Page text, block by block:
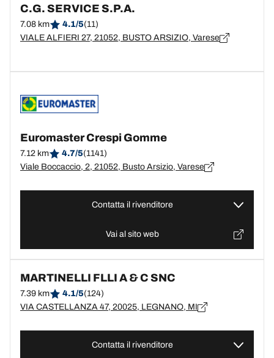
C.G. SERVICE S.P.A.
7.08 km 4.1/5(11)
VIALE ALFIERI 27, 21052, BUSTO ARSIZIO, Varese
Euromaster Crespi Gomme
7.12 km 4.7/5(1141)
Viale Boccaccio, 2, 21052, Busto Arsizio, Varese
Contatta il rivenditore
Vai al sito web
MARTINELLI FLLI A & C SNC
7.39 km 4.1/5(124)
VIA CASTELLANZA 47, 20025, LEGNANO, MI
Contatta il rivenditore